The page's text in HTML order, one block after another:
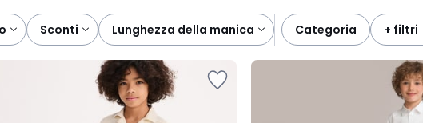
sconti lunghezza della manica categoria + filtri